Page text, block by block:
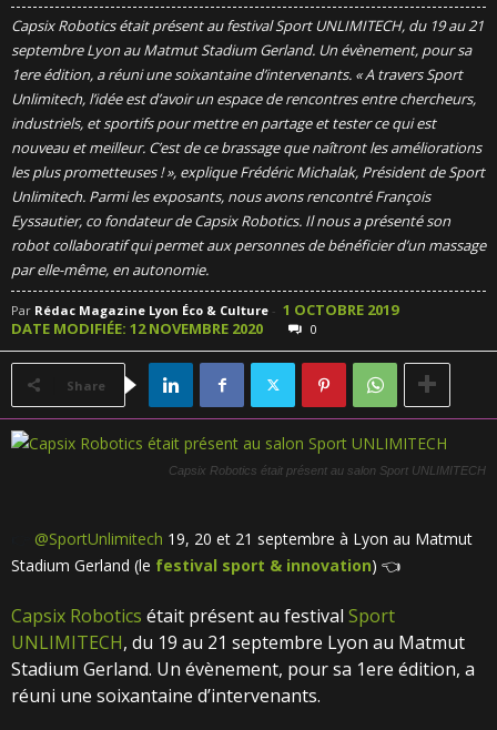
Capsix Robotics était présent au festival Sport UNLIMITECH, du 19 au 21
septembre Lyon au Matmut Stadium Gerland. Un évènement, pour sa
1ere édition, a réuni une soixantaine d’intervenants. « A travers Sport
Unlimitech, l’idée est d’avoir un espace de rencontres entre chercheurs,
industriels, et sportifs pour mettre en partage et tester ce qui est
nouveau et meilleur. C’est de ce brassage que naîtront les améliorations
les plus prometteuses ! », explique Frédéric Michalak, Président de Sport
Unlimitech. Parmi les exposants, nous avons rencontré François
Eyssautier, co fondateur de Capsix Robotics. Il nous a présenté son
robot collaboratif qui permet aux personnes de bénéficier d’un massage
par elle-même, en autonomie.
Par Rédac Magazine Lyon Éco & Culture - 1 OCTOBRE 2019
DATE MODIFIÉE: 12 NOVEMBRE 2020
0
Share
Capsix Robotics était présent au salon Sport UNLIMITECH
@SportUnlimitech 19, 20 et 21 septembre à Lyon au Matmut
Stadium Gerland (le festival sport & innovation) 👈
Capsix Robotics était présent au festival Sport
UNLIMITECH, du 19 au 21 septembre Lyon au Matmut
Stadium Gerland. Un évènement, pour sa 1ere édition, a
réuni une soixantaine d’intervenants.